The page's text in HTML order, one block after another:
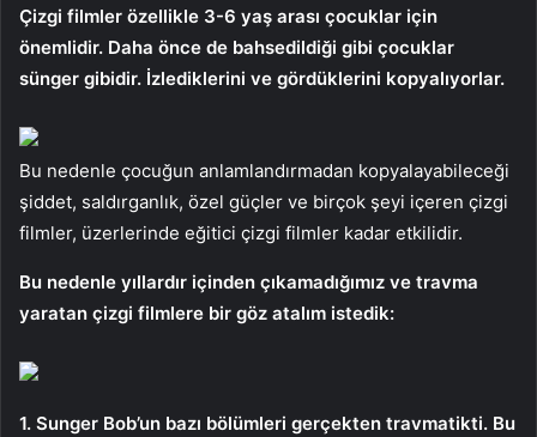
Çizgi filmler özellikle 3-6 yaş arası çocuklar için
önemlidir. Daha önce de bahsedildiği gibi çocuklar
sünger gibidir. İzlediklerini ve gördüklerini kopyalıyorlar.
Bu nedenle çocuğun anlamlandırmadan kopyalayabileceği
şiddet, saldırganlık, özel güçler ve birçok şeyi içeren çizgi
filmler, üzerlerinde eğitici çizgi filmler kadar etkilidir.
Bu nedenle yıllardır içinden çıkamadığımız ve travma
yaratan çizgi filmlere bir göz atalım istedik:
1. Sunger Bob’un bazı bölümleri gerçekten travmatikti. Bu